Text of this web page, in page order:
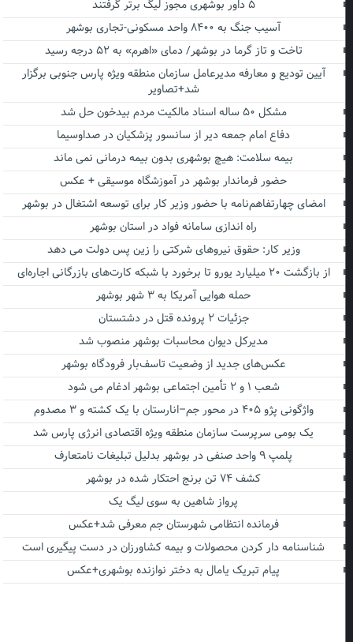
آسیب جنگ به ۸۴۰۰ واحد مسکونی-تجاری بوشهر
تاخت و تاز گرما در بوشهر/ دمای «اهرم» به ۵۲ درجه رسید
آیین تودیع و معارفه مدیرعامل سازمان منطقه ویژه پارس جنوبی برگزار
شد+تصاویر
مشکل ۵۰ ساله اسناد مالکیت مردم بیدخون حل شد
دفاع امام جمعه دیر از سانسور پزشکیان در صداوسیما
بیمه سلامت: هیچ بوشهری بدون بیمه درمانی نمی ماند
حضور فرماندار بوشهر در آموزشگاه موسیقی + عکس
امضای چهارتفاهم‌نامه با حضور وزیر کار برای توسعه اشتغال در بوشهر
راه اندازی سامانه فواد در استان بوشهر
وزیر کار: حقوق نیروهای شرکتی را زین پس دولت می دهد
از بازگشت ۲۰ میلیارد یورو تا برخورد با شبکه کارت‌های بازرگانی اجاره‌ای
حمله هوایی آمریکا به ۳ شهر بوشهر
جزئیات ۲ پرونده قتل در دشتستان
مدیرکل دیوان محاسبات بوشهر منصوب شد
عکس‌های جدید از وضعیت تاسف‌بار فرودگاه بوشهر
شعب ۱ و ۲ تأمین اجتماعی بوشهر ادغام می شود
واژگونی پژو ۴۰۵ در محور جم–انارستان با یک کشته و ۳ مصدوم
یک بومی سرپرست سازمان منطقه ویژه اقتصادی انرژی پارس شد
پلمپ ۹ واحد صنفی در بوشهر بدلیل تبلیغات نامتعارف
کشف ۷۴ تن برنج احتکار شده در بوشهر
پرواز شاهین به سوی لیگ یک
فرمانده انتظامی شهرستان جم معرفی شد+عکس
شناسنامه دار کردن محصولات و بیمه کشاورزان در دست پیگیری است
پیام تبریک یامال به دختر نوازنده بوشهری+عکس